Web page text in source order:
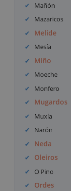
Mañón
Mazaricos
Melide
Mesía
Miño
Moeche
Monfero
Mugardos
Muxía
Narón
Neda
Oleiros
O Pino
Ordes